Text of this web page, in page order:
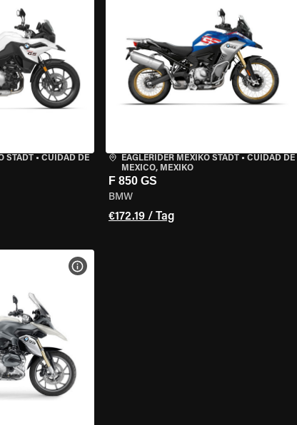
STADT• CUIDAD DE
EAGLERIDER MEXIKO STADT• CUIDAD DE
MEXICO, MEXIKO
F 850 GS
BMW
€172.19 / Tag
MOTORRAD-DETAILS ANZEIGEN